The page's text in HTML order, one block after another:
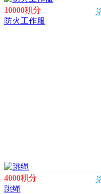
10000积分
防火工作服
4000积分
跳绳